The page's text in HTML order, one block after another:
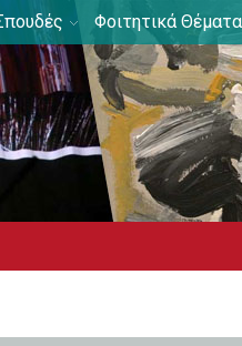
Φοιτητικά Θέματα